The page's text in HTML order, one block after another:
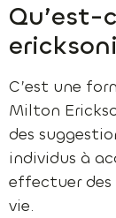
Qu’est-
C’est une
Milton
des
individus à
effectuer
vie.